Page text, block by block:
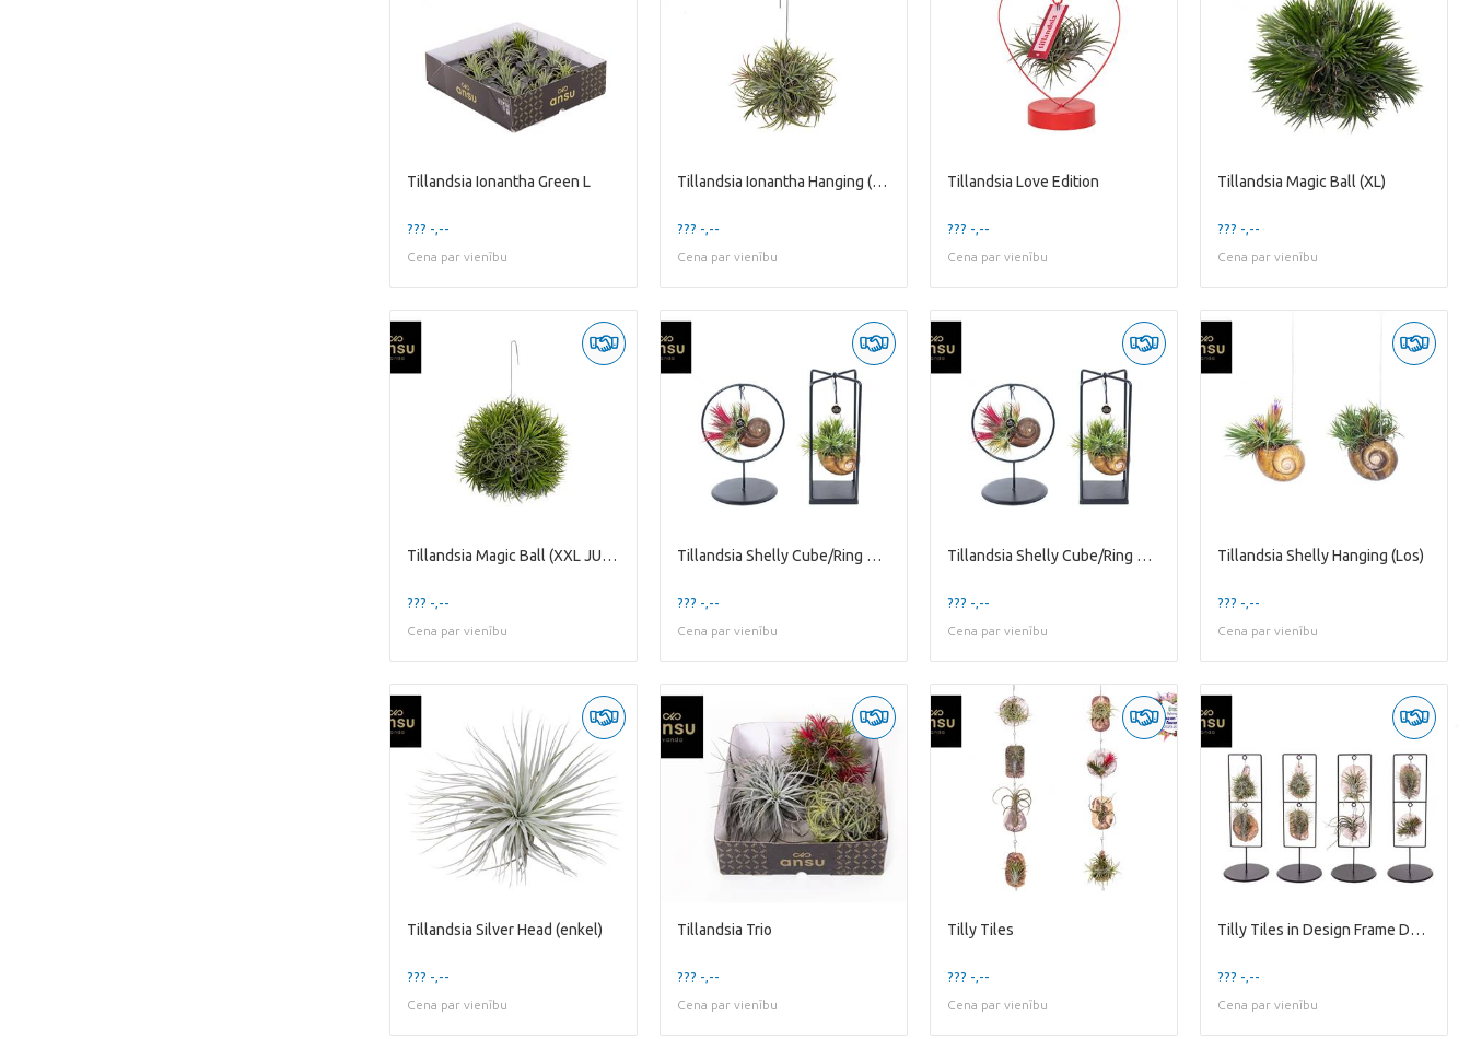
Tillandsia Ionantha Green L
??? -,--
Cena par vienību
Tillandsia Ionantha Hanging (Large)
??? -,--
Cena par vienību
Tillandsia Love Edition
??? -,--
Cena par vienību
Tillandsia Magic Ball (XL)
??? -,--
Cena par vienību
Tillandsia Magic Ball (XXL JUMBO)
??? -,--
Cena par vienību
Tillandsia Shelly Cube/Ring Mixed (Small)
??? -,--
Cena par vienību
Tillandsia Shelly Cube/Ring Mixed (Small) in EURODOO
??? -,--
Cena par vienību
Tillandsia Shelly Hanging (Los)
??? -,--
Cena par vienību
Tillandsia Silver Head (enkel)
??? -,--
Cena par vienību
Tillandsia Trio
??? -,--
Cena par vienību
Tilly Tiles
??? -,--
Cena par vienību
Tilly Tiles in Design Frame Double
??? -,--
Cena par vienību